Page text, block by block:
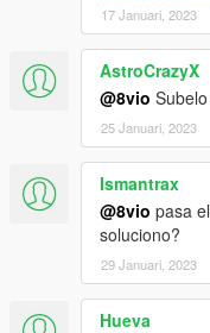
17 Januari, 2023
AstroCrazyX
@8vio
25 Januari, 2023
Ismantrax
@8vio pasa
soluciono?
29 Januari, 2023
Hueva